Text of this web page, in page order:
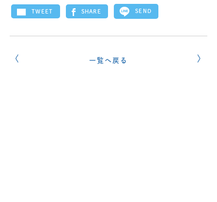
TWEET SHARE SEND
一覧へ戻る